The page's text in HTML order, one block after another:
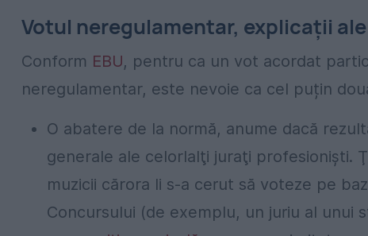
Votul neregulamentar, explicații
Conform EBU, pentru ca un vot acordat
neregulamentar, este nevoie ca cel puțin
O abatere de la normă, anume dacă
generale ale celorlalţi juraţi profesionişti.
muzicii cărora li s-a cerut să voteze pe
Concursului (de exemplu, un juriu al unui